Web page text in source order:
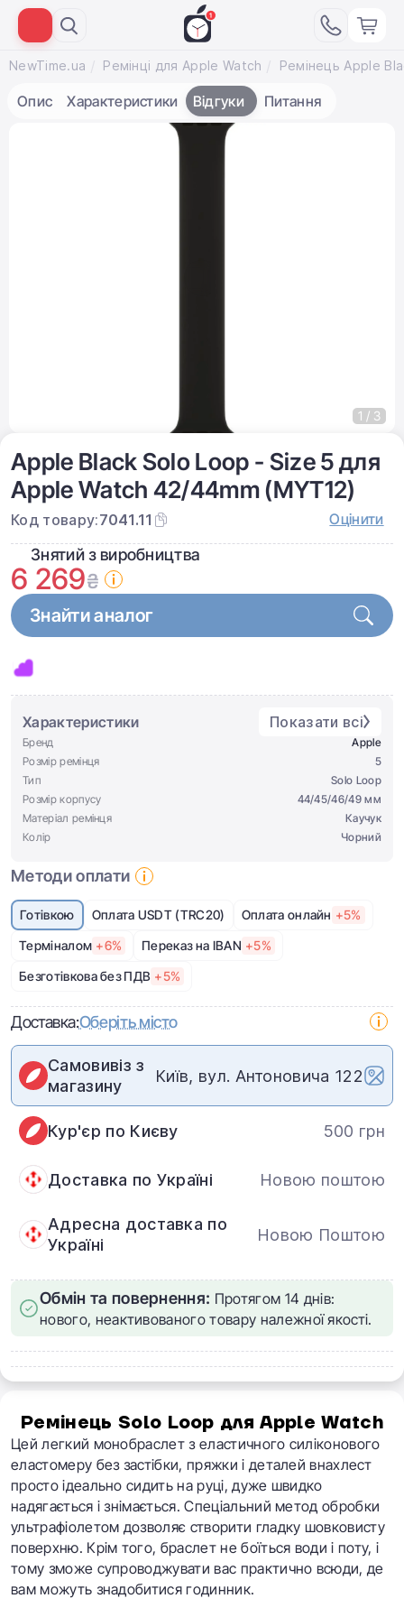
NewTime.ua Ремінці для Apple Watch
Опис Характеристики Відгуки Питання
Apple Black Solo Loop - Size 5 для
Apple Watch 42/44mm (MYT12)
Код товару:7041.11 Оцінити
Знятий з виробництва
6 269₴
Знайти аналог
Характеристики Показати всі
Бренд
Apple
Розмір ремінця
5
Тип
Solo Loop
Розмір корпусу
44/45/46/49 мм
Матеріал ремінця
Каучук
Колір
Чорний
Методи оплати
Готівкою Оплата USDT (TRC20) Оплата онлайн +5%
Терміналом +6% Переказ на IBAN +5%
Безготівкова без ПДВ +5%
Доставка:Оберіть місто
Самовивіз з
магазину
Київ, вул. Антоновича 122
Кур'єр по Києву 500 грн
Доставка по Україні Новою поштою
Адресна доставка по
Україні
Новою Поштою
Обмін та повернення: Протягом 14 днів:
нового, неактивованого товару належної якості.
1 / 3
Ремінець Solo Loop для Apple Watch
Цей легкий монобраслет з еластичного силіконового
еластомеру без застібки, пряжки і деталей внахлест
просто ідеально сидить на руці, дуже швидко
надягається і знімається. Спеціальний метод обробки
ультрафіолетом дозволяє створити гладку шовковисту
поверхню. Крім того, браслет не боїться води і поту, і
тому зможе супроводжувати вас практично всюди, де
вам можуть знадобитися годинник.